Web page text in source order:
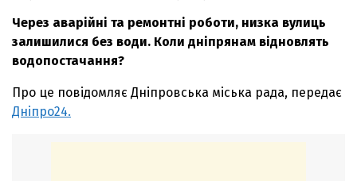
Через аварійні та ремонтні роботи, низка вулиць
залишилися без води. Коли дніпрянам відновлять
водопостачання?
Про це повідомляє Дніпровська міська рада, передає
Дніпро24.